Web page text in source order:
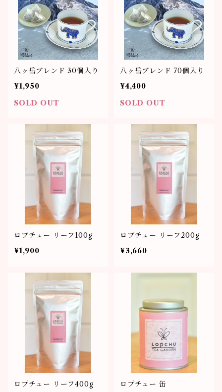
八ヶ岳ブレンド 30個入り
¥1,950
SOLD OUT
八ヶ岳ブレンド 70個入り
¥4,400
SOLD OUT
ロプチュー リーフ100g
¥1,900
ロプチュー リーフ200g
¥3,660
ロプチュー リーフ400g ロプチュー 缶